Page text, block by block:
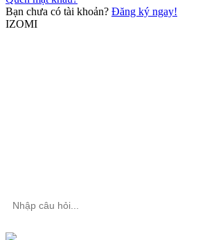
Bạn chưa có tài khoản? Đăng ký ngay!
IZOMI